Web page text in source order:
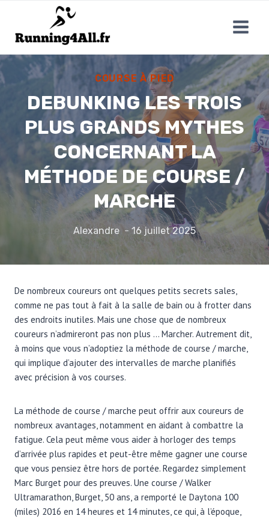
contenu
COURSE À PIED
DEBUNKING LES TROIS
PLUS GRANDS MYTHES
CONCERNANT LA
MÉTHODE DE COURSE /
MARCHE
Alexandre 16 juillet 2025
De nombreux coureurs ont quelques petits secrets sales,
comme ne pas tout à fait à la salle de bain ou à frotter dans
des endroits inutiles. Mais une chose que de nombreux
coureurs n’admireront pas non plus … Marcher. Autrement dit,
à moins que vous n’adoptiez la méthode de course / marche,
qui implique d’ajouter des intervalles de marche planifiés
avec précision à vos courses.
La méthode de course / marche peut offrir aux coureurs de
nombreux avantages, notamment en aidant à combattre la
fatigue. Cela peut même vous aider à horloger des temps
d’arrivée plus rapides et peut-être même gagner une course
que vous pensiez être hors de portée. Regardez simplement
Marc Burget pour des preuves. Une course / Walker
Ultramarathon, Burget, 50 ans, a remporté le Daytona 100
(miles) 2016 en 14 heures et 14 minutes, ce qui, à l’époque,